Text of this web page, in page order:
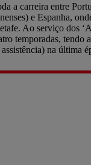
a carreira entre
e Espanha,
Ao serviço dos
temporadas, tendo
na última